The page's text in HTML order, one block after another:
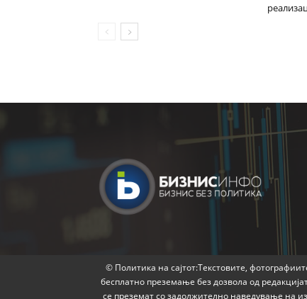
© Политика на сајтот:Текстовите,
бесплатно преземање без дозвола од
се преземат со задолжително наведување на